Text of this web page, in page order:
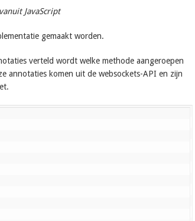
JavaScript
gemaakt worden.
verteld wordt welke methode aangeroepen
annotaties komen uit de websockets-API en zijn